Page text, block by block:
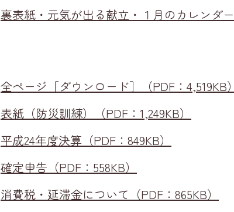
裏表紙・元気が出る献立・１月のカレンダー
全ページ［ダウンロード］（PDF：4,519KB）
表紙（防災訓練）（PDF：1,249KB）
平成24年度決算（PDF：849KB）
確定申告（PDF：558KB）
消費税・延滞金について（PDF：865KB）